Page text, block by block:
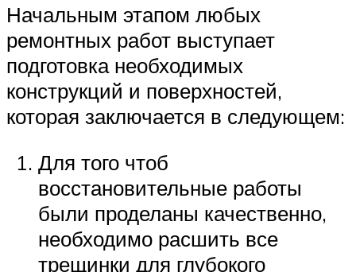
Начальным этапом любых
ремонтных работ выступает
подготовка необходимых
конструкций и поверхностей,
которая заключается в следующем:
Для того чтоб
восстановительные работы
были проделаны качественно,
необходимо расшить все
трещинки для глубокого